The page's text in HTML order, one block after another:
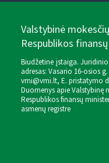
Valstybinė
Respublikos
Biudžetinė įstaiga.
adresas: Vasario 16-osios
vmi@vmi.lt, E. pristatymo
Duomenys apie Valstybinę
Respublikos finansų
asmenų registre